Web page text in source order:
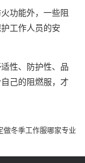
功能外，一些阻
工作人员的安
性、防护性、品
己的阻燃服，才
做冬季工作服哪家专业